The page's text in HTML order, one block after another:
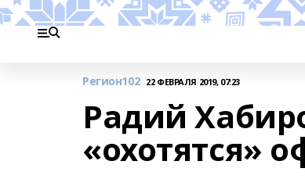
Регион102 22 ФЕВРАЛЯ 2019, 07:23
Радий
«охотятся»